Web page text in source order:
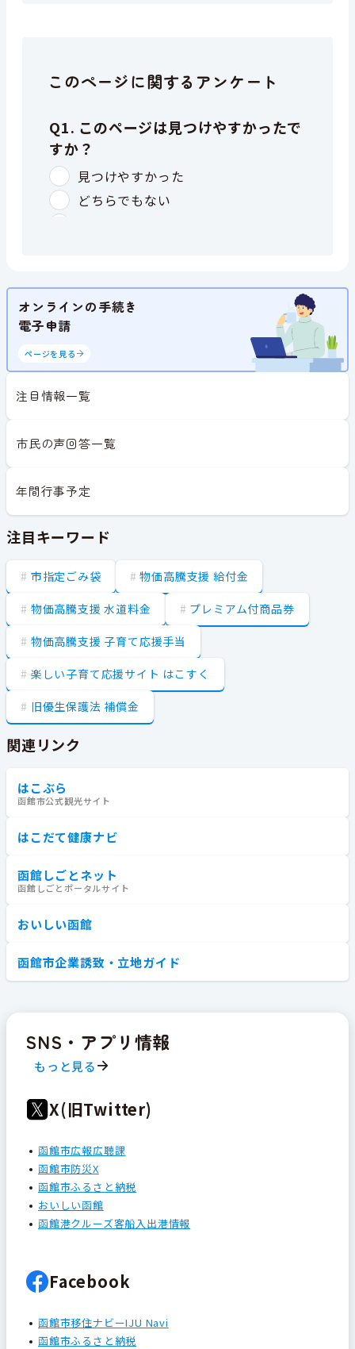
このページに関するアンケート
オンラインの手続き
電子申請
ページを見る
注目情報一覧
市民の声回答一覧
年間行事予定
注目キーワード
市指定ごみ袋 物価高騰支援 給付金
物価高騰支援 水道料金 プレミアム付商品券
物価高騰支援 子育て応援手当
楽しい子育て応援サイト はこすく
旧優生保護法 補償金
関連リンク
はこぶら
函館市公式観光サイト
はこだて健康ナビ
函館しごとネット
函館しごとポータルサイト
おいしい函館
函館市企業誘致・立地ガイド
SNS・アプリ情報
もっと見る
X(旧Twitter)
函館市広報広聴課
函館市防災X
函館市ふるさと納税
おいしい函館
函館港クルーズ客船入出港情報
Facebook
函館市移住ナビーIJU Navi
函館市ふるさと納税